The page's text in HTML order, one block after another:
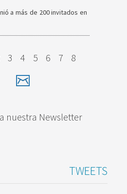
a más de 200 invitados en
3 4 5 6 7 8
nuestra Newsletter
TWEETS